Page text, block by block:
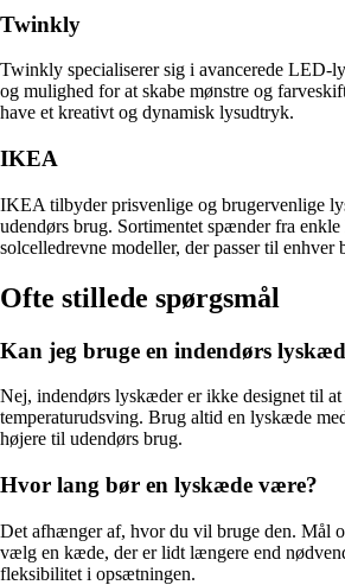
Twinkly
Twinkly specialiserer sig i avancerede LED-
og mulighed for at skabe mønstre og
have et kreativt og dynamisk lysudtryk.
IKEA
IKEA tilbyder prisvenlige og brugervenlige
udendørs brug. Sortimentet spænder fra
solcelledrevne modeller, der passer til enhver
Ofte stillede spørgsmål
Kan jeg bruge en indendørs
Nej, indendørs lyskæder er ikke designet til
temperaturudsving. Brug altid en lyskæde
højere til udendørs brug.
Hvor lang bør en lyskæde være?
Det afhænger af, hvor du vil bruge den. Mål
vælg en kæde, der er lidt længere end
fleksibilitet i opsætningen.